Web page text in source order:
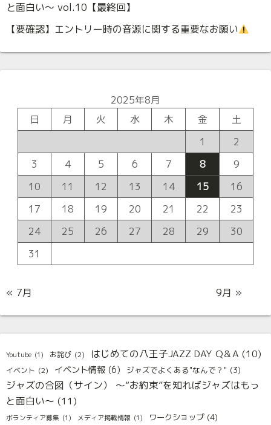
と面白い〜 vol.10【最終回】
【要確認】エントリー時の音源に関する重要なお願い
2025年8月
日
月 火 水 木 金
土
1
2
3
4 5 6 7 8
9
10
11 12 13 14 15
16
17
18 19 20 21 22
23
24
25 26 27 28 29
30
31
« 7月 9月 »
Youtube (1) お詫び (2) はじめての八王子JAZZ DAY Q＆A (10)
イベント (2) イベント情報 (6) ジャズでよくある"なんで？" (3)
ジャズの合図（サイン） 〜“お約束”を知ればジャズはもっ
と面白い〜 (11)
ボランティア募集 (1) メディア掲載情報 (1) ワークショップ (4)